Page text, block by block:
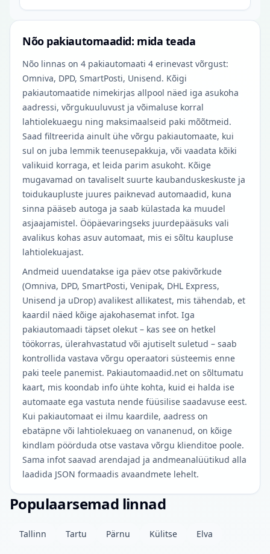
Nõo pakiautomaadid: mida teada
Nõo linnas on 4 pakiautomaati 4 erinevast võrgust:
Omniva, DPD, SmartPosti, Unisend. Kõigi
pakiautomaatide nimekirjas allpool näed iga asukoha
aadressi, võrgukuuluvust ja võimaluse korral
lahtiolekuaegu ning maksimaalseid paki mõõtmeid.
Saad filtreerida ainult ühe võrgu pakiautomaate, kui
sul on juba lemmik teenusepakkuja, või vaadata kõiki
valikuid korraga, et leida parim asukoht. Kõige
mugavamad on tavaliselt suurte kaubanduskeskuste ja
toidukaupluste juures paiknevad automaadid, kuna
sinna pääseb autoga ja saab külastada ka muudel
asjaajamistel. Ööpäevaringseks juurdepääsuks vali
avalikus kohas asuv automaat, mis ei sõltu kaupluse
lahtiolekuajast.
Andmeid uuendatakse iga päev otse pakivõrkude
(Omniva, DPD, SmartPosti, Venipak, DHL Express,
Unisend ja uDrop) avalikest allikatest, mis tähendab, et
kaardil näed kõige ajakohasemat infot. Iga
pakiautomaadi täpset olekut – kas see on hetkel
töökorras, ülerahvastatud või ajutiselt suletud – saab
kontrollida vastava võrgu operaatori süsteemis enne
paki teele panemist. Pakiautomaadid.net on sõltumatu
kaart, mis koondab info ühte kohta, kuid ei halda ise
automaate ega vastuta nende füüsilise saadavuse eest.
Kui pakiautomaat ei ilmu kaardile, aadress on
ebatäpne või lahtiolekuaeg on vananenud, on kõige
kindlam pöörduda otse vastava võrgu klienditoe poole.
Sama infot saavad arendajad ja andmeanalüütikud alla
laadida JSON formaadis avaandmete lehelt.
Populaarsemad linnad
Tallinn Tartu Pärnu Külitse Elva